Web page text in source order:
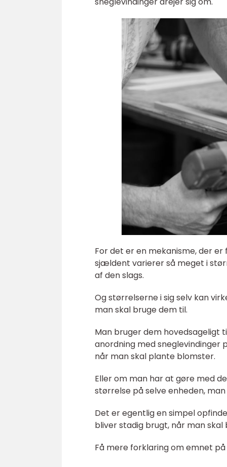
For det er en mekanisme, der
sjældent varierer så meget i
af den slags.
Og størrelserne i sig selv kan
man skal bruge dem til.
Man bruger dem hovedsageligt
anordning med sneglevindinger
når man skal plante blomster.
Eller om man har at gøre med
størrelse på selve enheden,
Det er egentlig en simpel
bliver stadig brugt, når man skal
Få mere forklaring om emnet på